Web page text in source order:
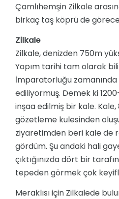
Çamlıhemşin Zilkale
birkaç taş köprü de
Zilkale
Zilkale, denizden 750m
Yapım tarihi tam olarak
İmparatorluğu
ediliyormuş. Demek ki
inşaa edilmiş bir kale.
gözetleme kulesinden
ziyaretimden beri kale de
gördüm. Şu andaki hali
çıktığınızda dört bir
tepeden görmek çok
Meraklısı için Zilkalede